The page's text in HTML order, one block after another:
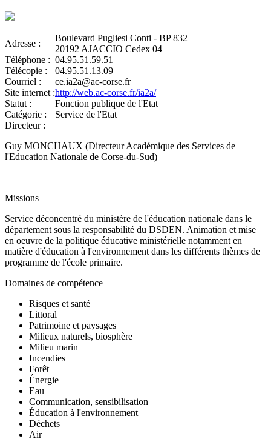
Adresse :
Boulevard Pugliesi Conti - BP 832
20192 AJACCIO Cedex 04
Téléphone : 04.95.51.59.51
Télécopie :
04.95.51.13.09
Courriel :
ce.ia2a@ac-corse.fr
Site internet :http://web.ac-corse.fr/ia2a/
Statut :
Fonction publique de l'Etat
Catégorie :
Service de l'Etat
Directeur :
Guy MONCHAUX (Directeur Académique des Services de
l'Education Nationale de Corse-du-Sud)
Missions
Service déconcentré du ministère de l'éducation nationale dans le
département sous la responsabilité du DSDEN. Animation et mise
en oeuvre de la politique éducative ministérielle notamment en
matière d'éducation à l'environnement dans les différents thèmes de
programme de l'école primaire.
Domaines de compétence
Risques et santé
Littoral
Patrimoine et paysages
Milieux naturels, biosphère
Milieu marin
Incendies
Forêt
Énergie
Eau
Communication, sensibilisation
Éducation à l'environnement
Déchets
Air